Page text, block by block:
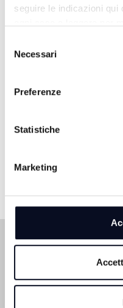
seguire le indicazioni qui
delNecessari
Preferenze
Statistiche
Marketing